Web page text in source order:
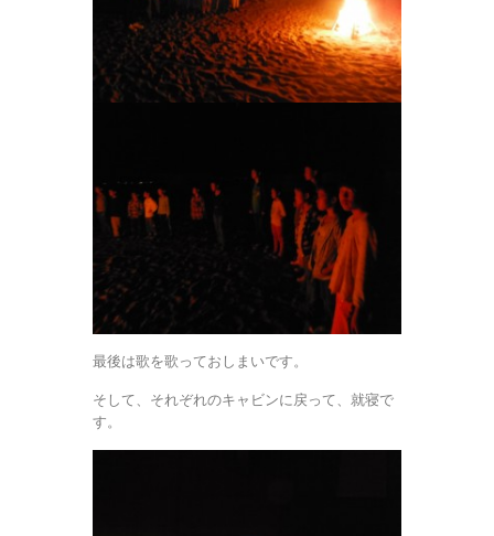
最後は歌を歌っておしまいです。
そして、それぞれのキャビンに戻って、就寝で
す。